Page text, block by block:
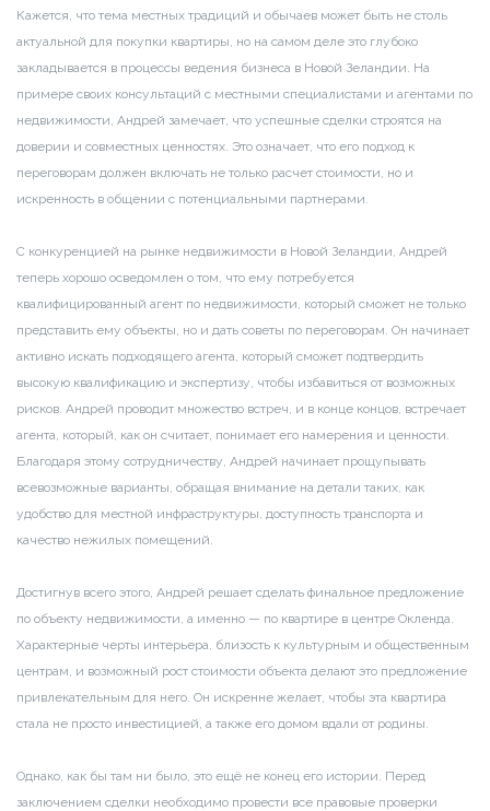
Кажется, что тема местных традиций и обычаев может быть не столь
актуальной для покупки квартиры, но на самом деле это глубоко
закладывается в процессы ведения бизнеса в Новой Зеландии. На
примере своих консультаций с местными специалистами и агентами по
недвижимости, Андрей замечает, что успешные сделки строятся на
доверии и совместных ценностях. Это означает, что его подход к
переговорам должен включать не только расчет стоимости, но и
искренность в общении с потенциальными партнерами.
С конкуренцией на рынке недвижимости в Новой Зеландии, Андрей
теперь хорошо осведомлен о том, что ему потребуется
квалифицированный агент по недвижимости, который сможет не только
представить ему объекты, но и дать советы по переговорам. Он начинает
активно искать подходящего агента, который сможет подтвердить
высокую квалификацию и экспертизу, чтобы избавиться от возможных
рисков. Андрей проводит множество встреч, и в конце концов, встречает
агента, который, как он считает, понимает его намерения и ценности.
Благодаря этому сотрудничеству, Андрей начинает прощупывать
всевозможные варианты, обращая внимание на детали таких, как
удобство для местной инфраструктуры, доступность транспорта и
качество нежилых помещений.
Достигнув всего этого, Андрей решает сделать финальное предложение
по объекту недвижимости, а именно — по квартире в центре Окленда.
Характерные черты интерьера, близость к культурным и общественным
центрам, и возможный рост стоимости объекта делают это предложение
привлекательным для него. Он искренне желает, чтобы эта квартира
стала не просто инвестицией, а также его домом вдали от родины.
Однако, как бы там ни было, это ещё не конец его истории. Перед
заключением сделки необходимо провести все правовые проверки